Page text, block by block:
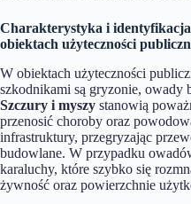
Charakterystyka i
obiektach użyteczności
W obiektach użyteczności
szkodnikami są gryzonie, owady
Szczury i myszy stanowią
przenosić choroby oraz
infrastruktury, przegryzając
budowlane. W przypadku
karaluchy, które szybko się
żywność oraz powierzchnie